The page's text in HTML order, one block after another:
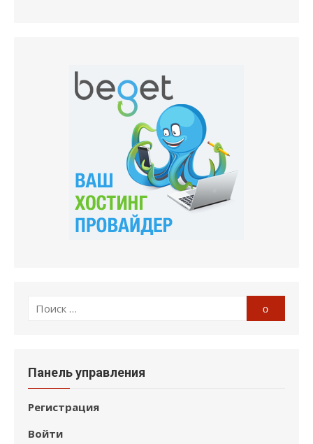
Поиск
Поиск
Панель управления
Регистрация
Войти